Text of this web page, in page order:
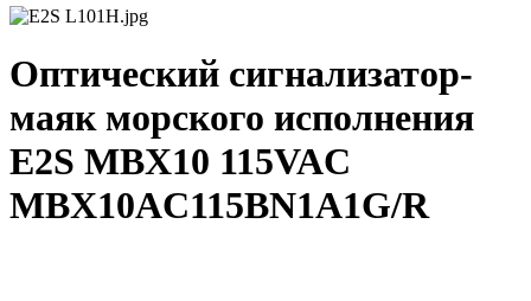
Оптический сигнализатор-
маяк морского исполнения
E2S MBX10 115VAC
MBX10AC115BN1A1G/R